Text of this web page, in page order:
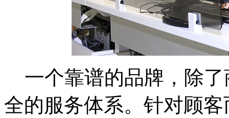
一个靠谱的品牌，除
全的服务体系。针对顾